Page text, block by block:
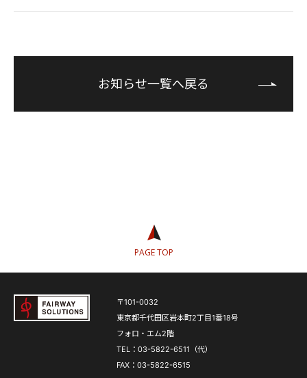
お知らせ一覧へ戻る
PAGE TOP
〒101-0032
東京都千代田区岩本町2丁目1番18号
フォロ・エム2階
TEL：03-5822-6511（代）
FAX：03-5822-6515